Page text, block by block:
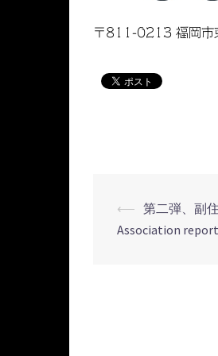
〒811-0213 福岡市
投
⟵ 第二弾、副
Association